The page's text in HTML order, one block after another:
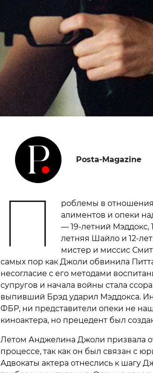
Posta-Magazine
П
роблемы в
алиментов и опеки
— 19-летний Мэддокс,
летняя Шайло и 12-
мистер и миссис Смит
самых пор как Джоли обвинила
несогласие с его методами
супругов и начала войны стала
выпивший Брэд ударил Мэддокса.
ФБР, ни представители опеки не
киноактера, но прецедент был
Летом Анджелина Джоли призвала
процессе, так как он был связан с
Адвокаты актера отнеслись к шагу